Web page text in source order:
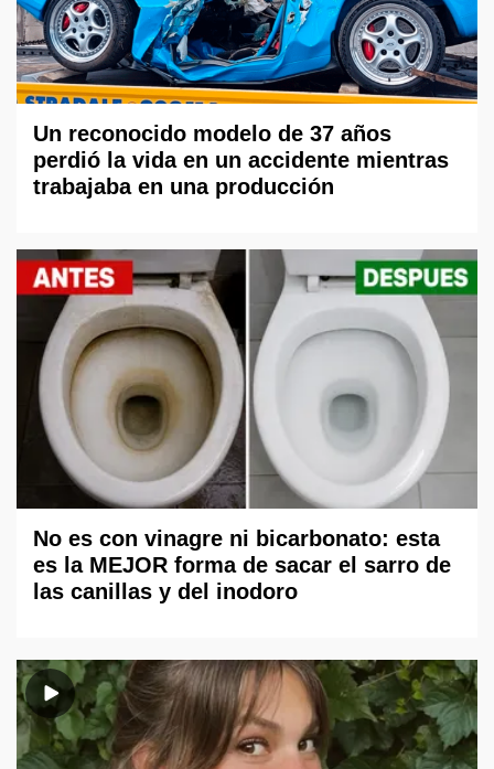
Un reconocido modelo de 37 años
perdió la vida en un accidente mientras
trabajaba en una producción
No es con vinagre ni bicarbonato: esta
es la MEJOR forma de sacar el sarro de
las canillas y del inodoro